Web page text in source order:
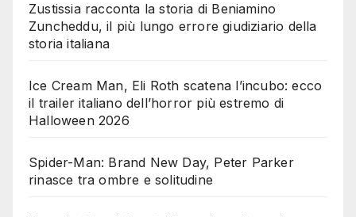
Zustissia racconta la storia di Beniamino
Zuncheddu, il più lungo errore giudiziario della
storia italiana
Ice Cream Man, Eli Roth scatena l’incubo: ecco
il trailer italiano dell’horror più estremo di
Halloween 2026
Spider-Man: Brand New Day, Peter Parker
rinasce tra ombre e solitudine